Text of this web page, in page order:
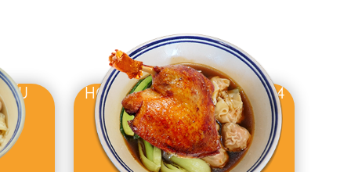
HOÀNH THÁNH VỊT ĐÙI 1/4